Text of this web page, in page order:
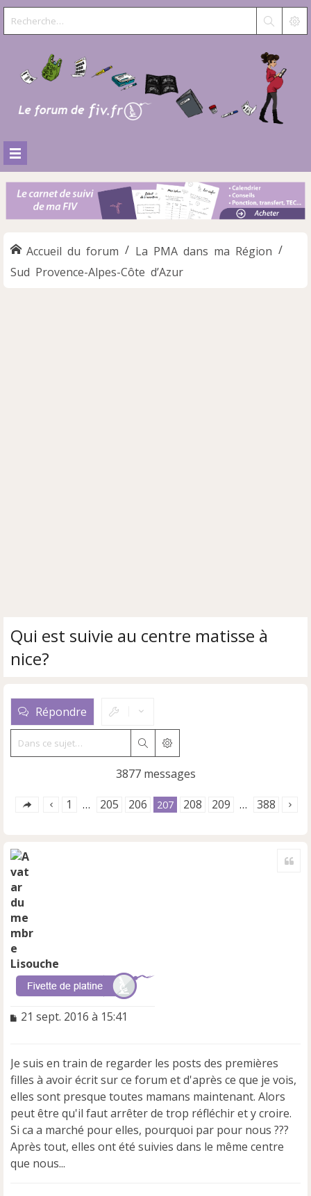
Accueil du forum
La PMA dans ma Région
Sud Provence-Alpes-Côte d’Azur
Qui est suivie au centre matisse à
nice?
Répondre
RechercherRecherche avancée
3877 messages
1 … 205 206 207 208 209 … 388
Lisouche
M
a
g
e
n
o
n
l
u
21 sept. 2016 à 15:41
Je suis en train de regarder les posts des premières
filles à avoir écrit sur ce forum et d'après ce que je vois,
elles sont presque toutes mamans maintenant. Alors
peut être qu'il faut arrêter de trop réfléchir et y croire.
Si ca a marché pour elles, pourquoi par pour nous ???
Après tout, elles ont été suivies dans le même centre
que nous...